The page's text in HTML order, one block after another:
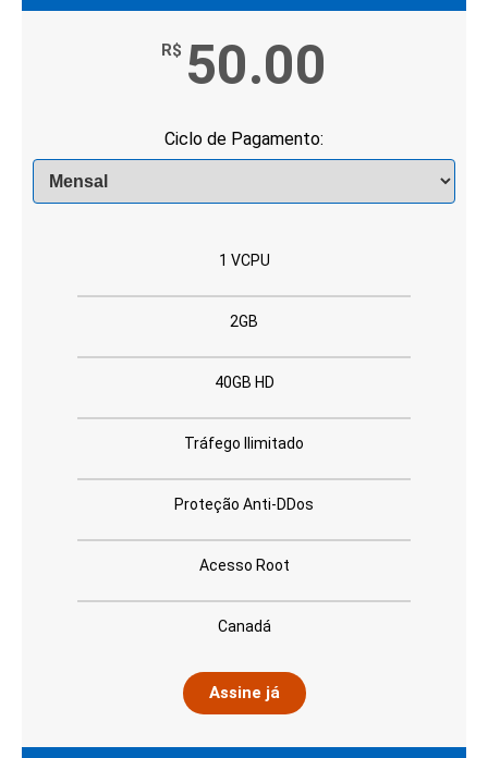
R$ 50.00
Ciclo de Pagamento:
1 VCPU
2GB
40GB HD
Tráfego Ilimitado
Proteção Anti-DDos
Acesso Root
Canadá
Assine já